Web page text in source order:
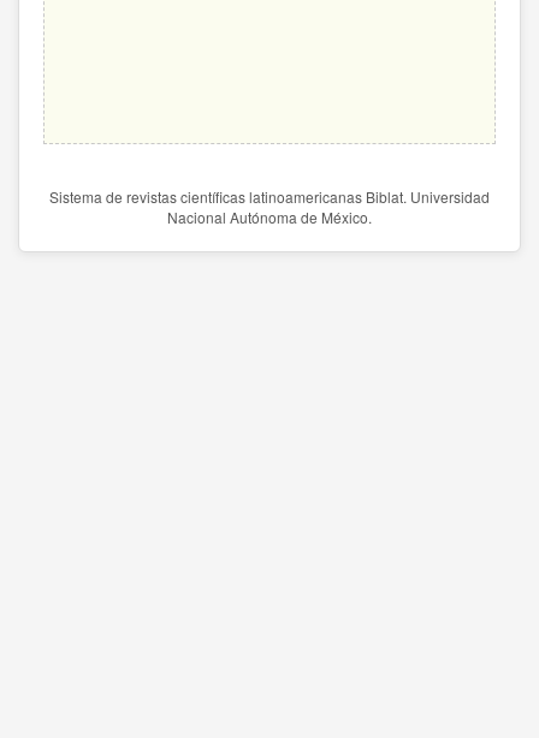
Sistema de revistas científicas latinoamericanas Biblat. Universidad
Nacional Autónoma de México.